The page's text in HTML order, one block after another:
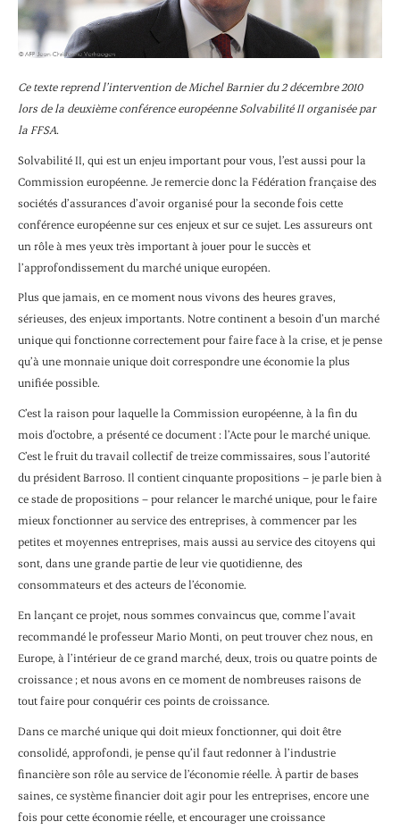
Ce texte reprend l’intervention de Michel Barnier du 2 décembre 2010
lors de la deuxième conférence européenne Solvabilité II organisée par
la FFSA.
Solvabilité II, qui est un enjeu important pour vous, l’est aussi pour la
Commission européenne. Je remercie donc la Fédération française des
sociétés d’assurances d’avoir organisé pour la seconde fois cette
conférence européenne sur ces enjeux et sur ce sujet. Les assureurs ont
un rôle à mes yeux très important à jouer pour le succès et
l’approfondissement du marché unique européen.
Plus que jamais, en ce moment nous vivons des heures graves,
sérieuses, des enjeux importants. Notre continent a besoin d’un marché
unique qui fonctionne correctement pour faire face à la crise, et je pense
qu’à une monnaie unique doit correspondre une économie la plus
unifiée possible.
C’est la raison pour laquelle la Commission européenne, à la fin du
mois d’octobre, a présenté ce document : l’Acte pour le marché unique.
C’est le fruit du travail collectif de treize commissaires, sous l’autorité
du président Barroso. Il contient cinquante propositions – je parle bien à
ce stade de propositions – pour relancer le marché unique, pour le faire
mieux fonctionner au service des entreprises, à commencer par les
petites et moyennes entreprises, mais aussi au service des citoyens qui
sont, dans une grande partie de leur vie quotidienne, des
consommateurs et des acteurs de l’économie.
En lançant ce projet, nous sommes convaincus que, comme l’avait
recommandé le professeur Mario Monti, on peut trouver chez nous, en
Europe, à l’intérieur de ce grand marché, deux, trois ou quatre points de
croissance ; et nous avons en ce moment de nombreuses raisons de
tout faire pour conquérir ces points de croissance.
Dans ce marché unique qui doit mieux fonctionner, qui doit être
consolidé, approfondi, je pense qu’il faut redonner à l’industrie
financière son rôle au service de l’économie réelle. À partir de bases
saines, ce système financier doit agir pour les entreprises, encore une
fois pour cette économie réelle, et encourager une croissance